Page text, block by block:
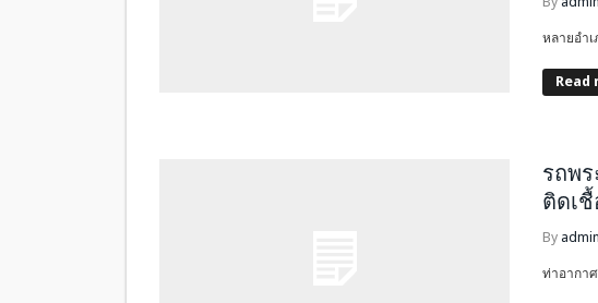
หลายอำ
Read
รถพ
ติดเ
By admin
ท่าอากา